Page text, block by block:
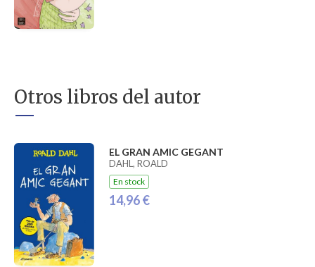
Otros libros del autor
EL GRAN AMIC GEGANT
DAHL, ROALD
En stock
14,96 €